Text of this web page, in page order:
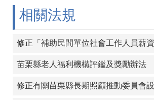
相關法規
苗栗縣老人福利機構評鑑及獎勵辦法
修正有關苗栗縣長期照顧推動委員會